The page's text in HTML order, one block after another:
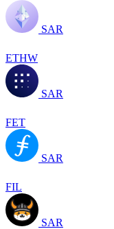
SAR
ETHW
SAR
FET
SAR
FIL
SAR